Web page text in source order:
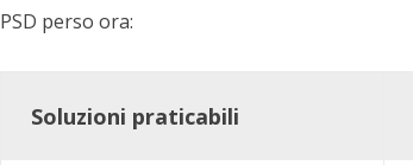
PSD perso ora:
Soluzioni praticabili